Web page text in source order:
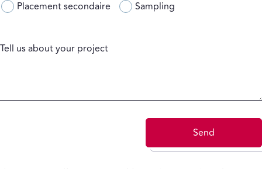
Placement secondaire
Sampling
Tell us about your project
Send